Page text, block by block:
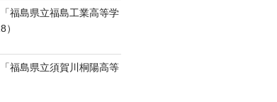
福島県立福島工業高等学
福島県立須賀川桐陽高等